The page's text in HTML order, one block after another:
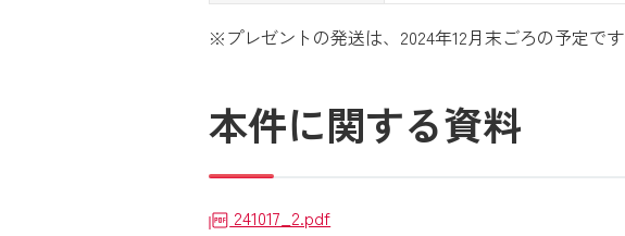
※プレゼントの発送は、2024年12月末ごろの予定です
本件に関する資料
241017_2.pdf